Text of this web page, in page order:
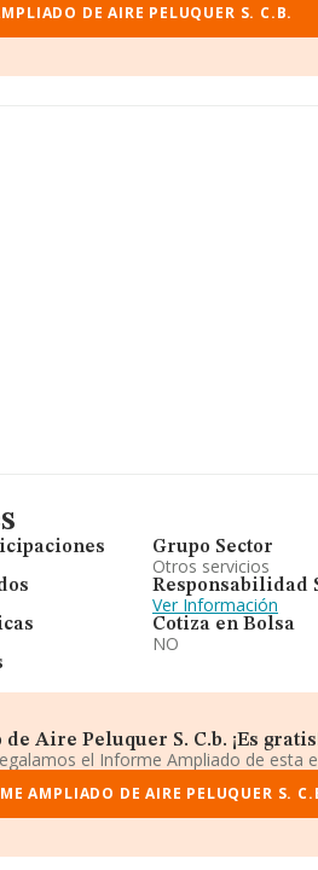
DE AIRE PELUQUER S. C.B.
Grupo Sector
Otros servicios
Responsabilidad
Ver Información
Cotiza en Bolsa
NO
Aire Peluquer S. C.b. ¡Es
el Informe Ampliado de esta
AMPLIADO DE AIRE PELUQUER S.